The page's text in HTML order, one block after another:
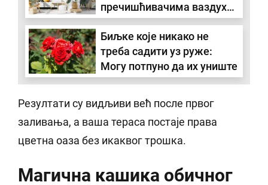
пречишћивачима ваздуха:
Не коштају много и красе
простор
Биљке које никако не
треба садити уз руже:
Могу потпуно да их униште
Резултати су видљиви већ после првог
заливања, а ваша тераса постаје права
цветна оаза без икаквог трошка.
Магична кашика обичног